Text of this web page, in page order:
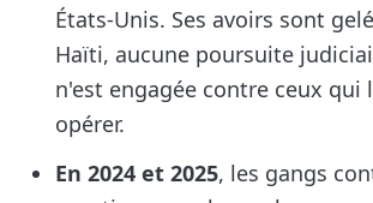
États-Unis. Ses avoirs sont
Haïti, aucune poursuite
n'est engagée contre ceux qui
opérer.
En 2024 et 2025, les gangs